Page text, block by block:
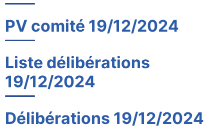
PV comité 19/12/2024
Liste délibérations
19/12/2024
Délibérations 19/12/2024